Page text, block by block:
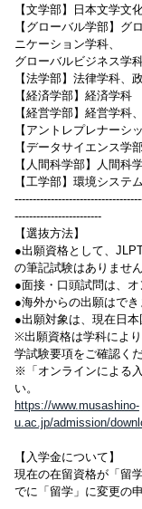
【文学部】日本文学文
【グローバル学部】グ
ニケーション学科、
グローバルビジネス学
【法学部】法律学科、
【経済学部】経済学科
【経営学部】経営学科
【アントレプレナーシ
【データサイエンス学
【人間科学部】人間科
【工学部】環境システ
------------------------
【選抜方法】
●出願資格として、
の筆記試験はありません
●面接・口頭試問は、オ
●海外からの出願はでき
●出願対象は、現在日本
※出願資格は学科によ
学試験要項をご確認くだ
※「オンラインによる
い。
https://www.musashino-
u.ac.jp/admission/
【入学金について】
現在の在留資格が「留
でに「留学」に変更の